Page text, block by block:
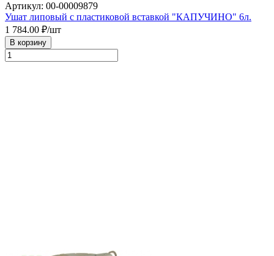
Артикул: 00-00009879
Ушат липовый с пластиковой вставкой "КАПУЧИНО" 6л.
1 784.00 ₽/шт
В корзину